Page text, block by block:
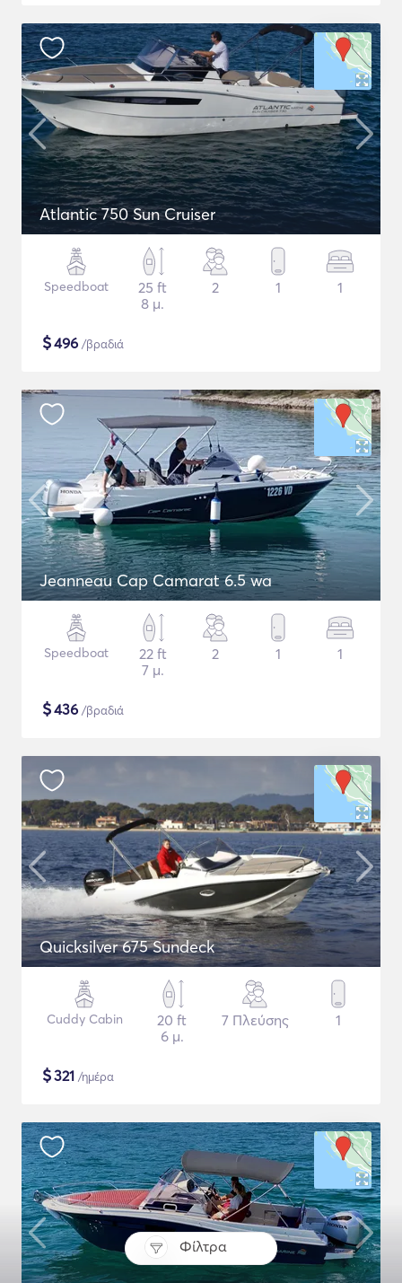
Φίλτρα
Atlantic 750 Sun Cruiser
Speedboat
25 ft
8 μ.
2 1 1
$496 /βραδιά
Jeanneau Cap Camarat 6.5 wa
Speedboat
22 ft
7 μ.
2 1 1
$436 /βραδιά
Quicksilver 675 Sundeck
Cuddy Cabin
20 ft
6 μ.
7 Πλεύσης 1
$321 /ημέρα